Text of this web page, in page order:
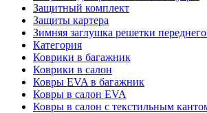
Защитный комплект
Защиты картера
Зимняя заглушка решетки
Категория
Коврики в багажник
Коврики в салон
Ковры EVA в багажник
Ковры в салон EVA
Ковры в салон с текстильным